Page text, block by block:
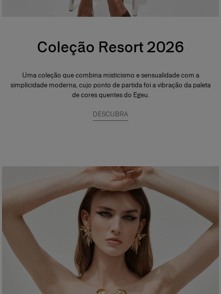
Coleção Resort 2026
Uma coleção que combina misticismo e sensualidade com a
simplicidade moderna, cujo ponto de partida foi a vibração da paleta
de cores quentes do Egeu.
DESCUBRA